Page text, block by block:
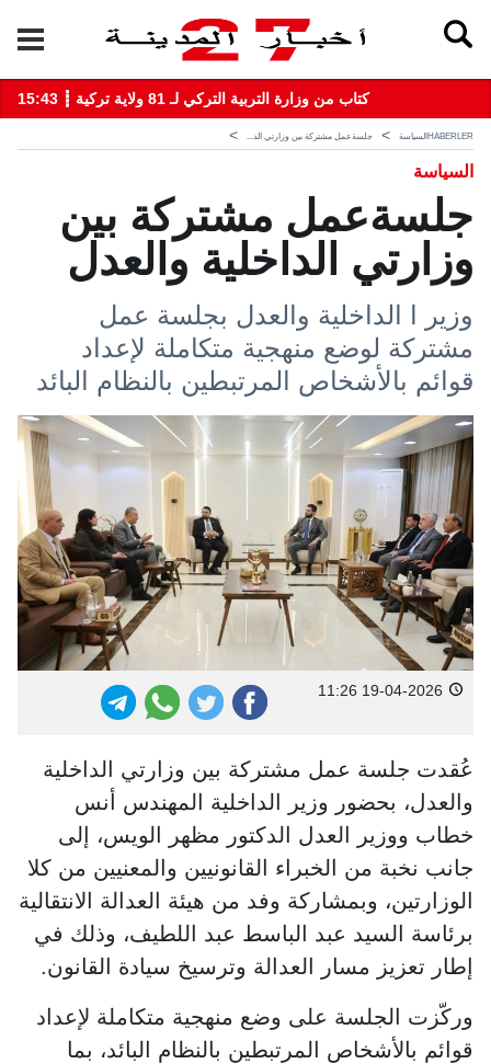
15:43 ┋ كتاب من وزارة التربية التركي لـ 81 ولاية تركية
HABERLER السياسة جلسةعمل مشتركة بين وزارتي الد...
السياسة
جلسةعمل مشتركة بين
وزارتي الداخلية والعدل
وزير ا الداخلية والعدل بجلسة عمل
مشتركة لوضع منهجية متكاملة لإعداد
قوائم بالأشخاص المرتبطين بالنظام البائد
عُقدت جلسة عمل مشتركة بين وزارتي الداخلية
والعدل، بحضور وزير الداخلية المهندس أنس
خطاب ووزير العدل الدكتور مظهر الويس، إلى
جانب نخبة من الخبراء القانونيين والمعنيين من كلا
الوزارتين، وبمشاركة وفد من هيئة العدالة الانتقالية
برئاسة السيد عبد الباسط عبد اللطيف، وذلك في
إطار تعزيز مسار العدالة وترسيخ سيادة القانون.
وركّزت الجلسة على وضع منهجية متكاملة لإعداد
قوائم بالأشخاص المرتبطين بالنظام البائد، بما